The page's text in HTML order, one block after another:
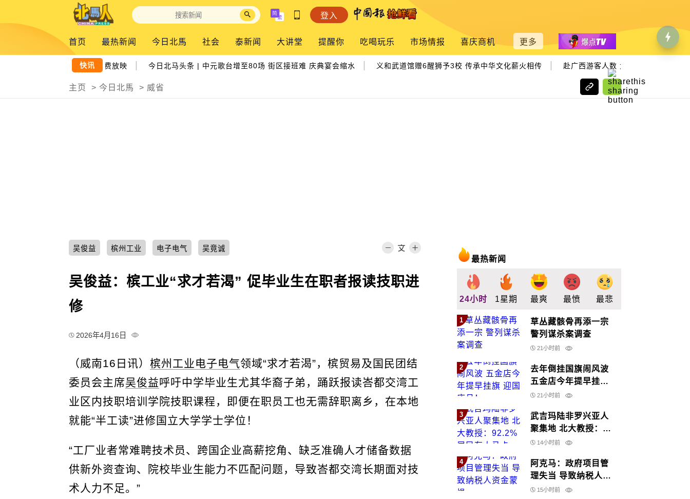
登入
首页 最热新闻 今日北馬 社会 泰新闻 大讲堂 提醒你 吃喝玩乐 市场情报 喜庆商机 更多
快讯
反应热烈 周末压轴3场 免费放映 | 今日北马头条 | 中元歌台增至80场 街区接班难 庆典宴会缩水 | 义和武道馆赠6醒狮予3校 传承中华文化薪火相传 | 赴广西游客人数 大马排第二 高琳冀续
主页 >今日北馬 > 威省
吴俊益 槟州工业 电子电气 吴竟诚
吴俊益：槟工业“求才若渴” 促毕业生在职者报读技职进
修
2026年4月16日
（威南16日讯）槟州工业电子电气领域“求才若渴”，槟贸易及国民团结
委员会主席吴俊益呼吁中学毕业生尤其华裔子弟，踊跃报读峇都交湾工
业区内技职培训学院技职课程，即便在职员工也无需辞职离乡，在本地
就能“半工读”进修国立大学学士学位！
“工厂业者常难聘技术员、跨国企业高薪挖角、缺乏准确人才储备数据
供新外资查询、院校毕业生能力不匹配问题，导致峇都交湾长期面对技
术人力不足。”
最热新闻
24小时 1星期 最爽 最愤 最悲
1
草丛藏骸骨再添一宗
警列谋杀案调查
21小时前
2
去年倒挂国旗闹风波
五金店今年提早挂旗
迎国庆月！
21小时前
3
武吉玛陆非罗兴亚人
聚集地 北大教授：
92.2%居民有大马卡
14小时前
4
阿克马：政府项目管
理失当 导致纳税人资
金蒙损
15小时前